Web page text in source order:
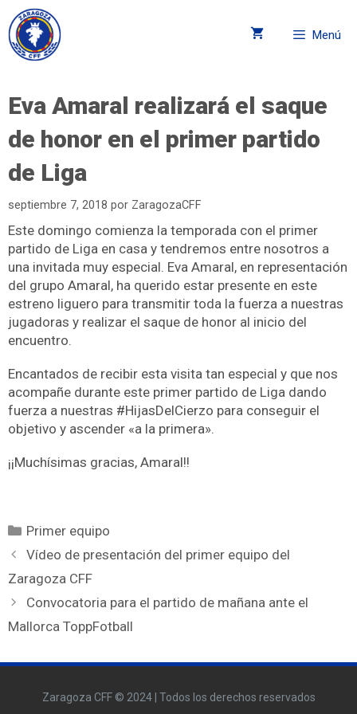
Menú
Eva Amaral realizará el saque
de honor en el primer partido
de Liga
septiembre 7, 2018 por ZaragozaCFF
Este domingo comienza la temporada con el primer
partido de Liga en casa y tendremos entre nosotros a
una invitada muy especial. Eva Amaral, en representación
del grupo Amaral, ha querido estar presente en este
estreno liguero para transmitir toda la fuerza a nuestras
jugadoras y realizar el saque de honor al inicio del
encuentro.
Encantados de recibir esta visita tan especial y que nos
acompañe durante este primer partido de Liga dando
fuerza a nuestras #HijasDelCierzo para conseguir el
objetivo y ascender «a la primera».
¡¡Muchísimas gracias, Amaral!!
Primer equipo
Vídeo de presentación del primer equipo del
Zaragoza CFF
Convocatoria para el partido de mañana ante el
Mallorca ToppFotball
Zaragoza CFF © 2024 | Todos los derechos reservados